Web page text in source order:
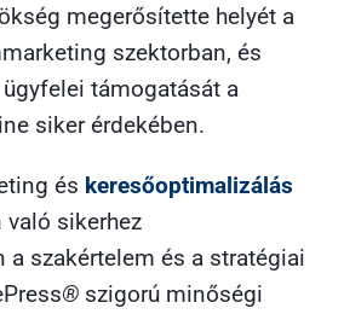
megerősítette helyét a
szektorban, és
támogatását a
siker érdekében.
és keresőoptimalizálás
való sikerhez
a szakértelem és a stratégiai
® szigorú minőségi